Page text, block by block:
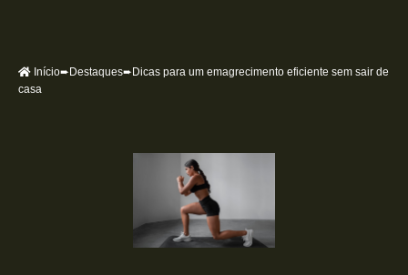
Início➨Destaques➨Dicas para um emagrecimento eficiente sem sair de
casa